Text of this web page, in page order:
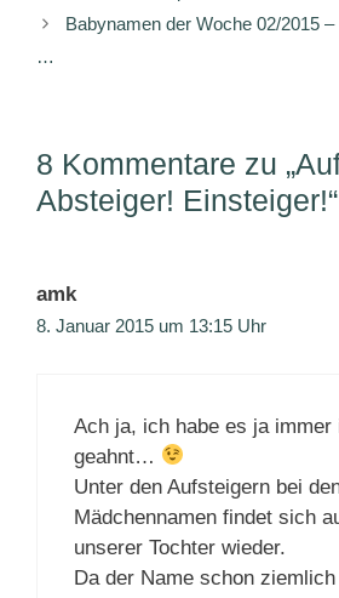
Babynamen der Woche 02/2015 –
…
8 Kommentare zu
Absteiger! Einsteiger!“
amk
8. Januar 2015 um 13:15 Uhr
Ach ja, ich habe es ja immer
geahnt…
Unter den Aufsteigern bei
Mädchennamen findet sich
unserer Tochter wieder.
Da der Name schon